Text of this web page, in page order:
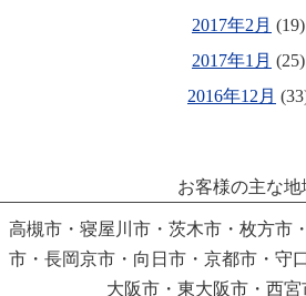
2017年2月 (19)
2017年1月 (25)
2016年12月
お客様の主な地
高槻市・寝屋川市・茨木市・枚方市
市・長岡京市・向日市・京都市・守
大阪市・東大阪市・西